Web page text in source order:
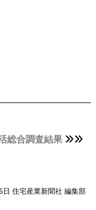
総合調査結果
日 住宅産業新聞社 編集部